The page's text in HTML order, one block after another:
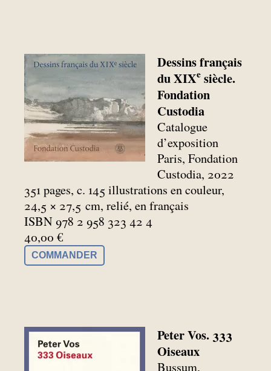
Dessins français
du XIXe siècle.
Fondation
Custodia
Catalogue
d’exposition
Paris, Fondation
Custodia, 2022
351 pages, c. 145 illustrations en couleur,
24,5 × 27,5 cm, relié, en français
ISBN 978 2 958 323 42 4
40,00 €
COMMANDER
Peter Vos. 333
Oiseaux
Bussum,